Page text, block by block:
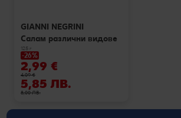
GIANNI NEGRINI
Салам различни видове
125 г
-26%
2,99 €
4,09 €
5,85 ЛВ.
8,00 ЛВ.